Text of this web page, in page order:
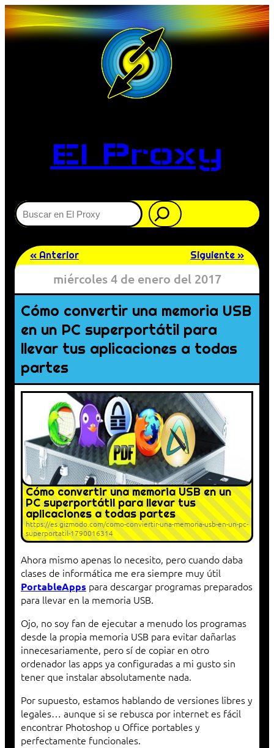
El Proxy
Buscar
« Anterior Siguiente »
miércoles 4 de enero del 2017
Cómo convertir una memoria USB
en un PC superportátil para
llevar tus aplicaciones a todas
partes
Cómo convertir una memoria USB en un
PC superportátil para llevar tus
aplicaciones a todas partes
https://es.gizmodo.com/como-conviertir-una-memoria-usb-en-un-pc-
superportatil-1790016314
Ahora mismo apenas lo necesito, pero cuando daba
clases de informática me era siempre muy útil
PortableApps para descargar programas preparados
para llevar en la memoria USB.
Ojo, no soy fan de ejecutar a menudo los programas
desde la propia memoria USB para evitar dañarlas
innecesariamente, pero sí de copiar en otro
ordenador las apps ya configuradas a mi gusto sin
tener que instalar absolutamente nada.
Por supuesto, estamos hablando de versiones libres y
legales… aunque si se rebusca por internet es fácil
encontrar Photoshop u Office portables y
perfectamente funcionales.